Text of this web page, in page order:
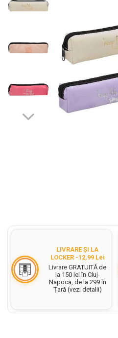
Blocuri de desen
Stilouri si Rollere cu Cerneala
Cerneala Stilouri, Patroane
Creioane colorate
Carioci
Acuarele
Acuarele Tempera la bucata
Set acuarele tempera
LIVRARE ȘI LA
LOCKER -12,99 Lei
Livrare GRATUITĂ de
la 150 lei în Cluj-
Napoca, de la 299 în
Țară (vezi detalii)